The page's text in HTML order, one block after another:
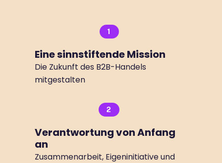
1
Eine sinnstiftende Mission
Die Zukunft des B2B-Handels
mitgestalten
2
Verantwortung von Anfang
an
Zusammenarbeit, Eigeninitiative und